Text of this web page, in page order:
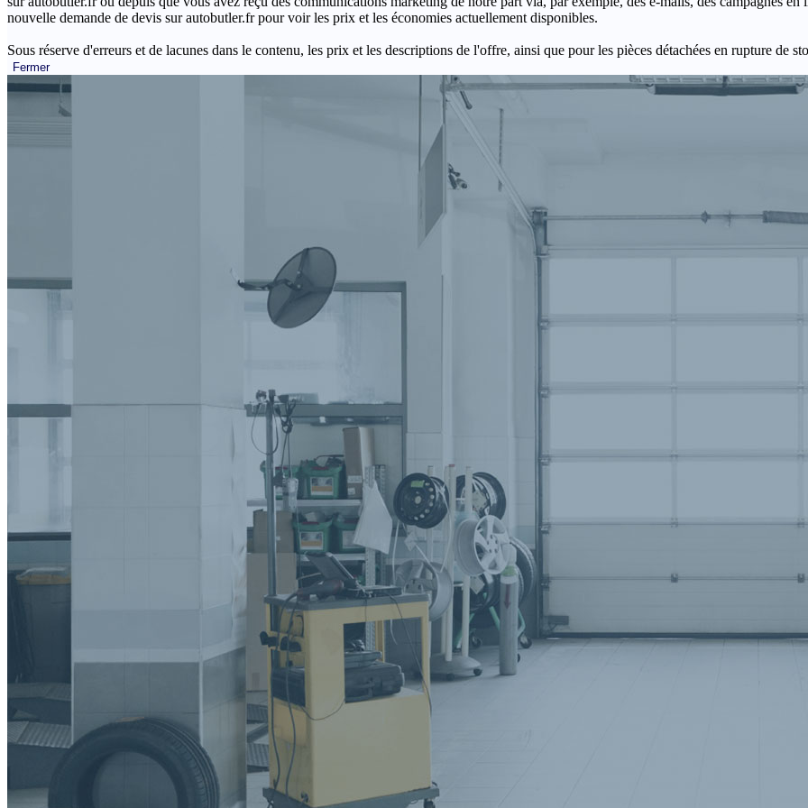
nouvelle demande de devis sur autobutler.fr pour voir les prix et les économies actuellement disponibles.
Sous réserve d'erreurs et de lacunes dans le contenu, les prix et les descriptions de l'offre, ainsi que pour les pièces détachées en rupture de
Fermer